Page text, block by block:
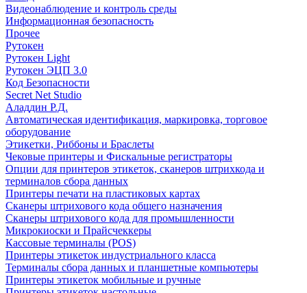
Видеонаблюдение и контроль среды
Информационная безопасность
Прочее
Рутокен
Рутокен Light
Рутокен ЭЦП 3.0
Код Безопасности
Secret Net Studio
Аладдин Р.Д.
Автоматическая идентификация, маркировка, торговое
оборудование
Этикетки, Риббоны и Браслеты
Чековые принтеры и Фискальные регистраторы
Опции для принтеров этикеток, сканеров штрихкода и
терминалов сбора данных
Принтеры печати на пластиковых картах
Сканеры штрихового кода общего назначения
Сканеры штрихового кода для промышленности
Микрокиоски и Прайсчеккеры
Кассовые терминалы (POS)
Принтеры этикеток индустриального класса
Терминалы сбора данных и планшетные компьютеры
Принтеры этикеток мобильные и ручные